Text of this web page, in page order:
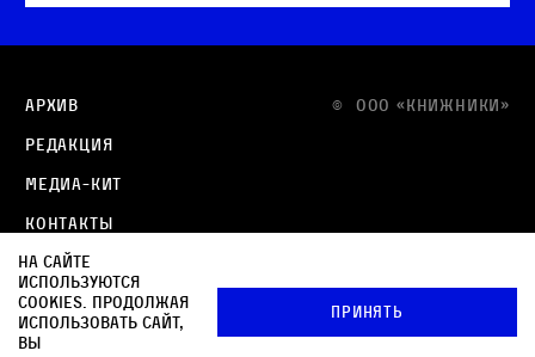
© OOO «КНИЖНИКИ»
Архив
Редакция
Медиа-кит
Контакты
Политика в отношении обработки персональных
данных
Политика обработки файлов cookie
На сайте
используются
cookies. Продолжая
использовать сайт,
вы
Принять